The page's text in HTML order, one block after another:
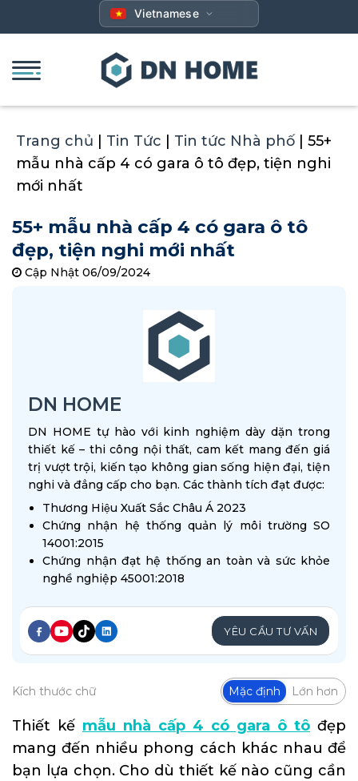
qua
dung
Vietnamese
Trang chủ Tin Tức Tin tức Nhà phố
55+
mẫu nhà cấp 4 có gara ô tô đẹp, tiện nghi
mới nhất
55+ mẫu nhà cấp 4 có gara ô tô
đẹp, tiện nghi mới nhất
Cập Nhật 06/09/2024
DN HOME
DN HOME tự hào với kinh nghiệm dày dặn trong
thiết kế – thi công nội thất, cam kết mang đến giá
trị vượt trội, kiến tạo không gian sống hiện đại, tiện
nghi và đẳng cấp cho bạn. Các thành tích đạt được:
Thương Hiệu Xuất Sắc Châu Á 2023
Chứng nhận hệ thống quản lý môi trường SO
14001:2015
Chứng nhận đạt hệ thống an toàn và sức khỏe
nghề nghiệp 45001:2018
YÊU CẦU TƯ VẤN
Kích thước chữ Mặc định Lớn hơn
Thiết kế mẫu nhà cấp 4 có gara ô tô đẹp
mang đến nhiều phong cách khác nhau để
bạn lựa chọn. Cho dù thiết kế nào cũng cần